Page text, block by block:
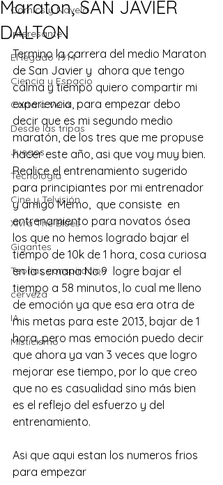
Comics y Novela
Interesante
El legado 1914
Ciencia y Espacio
Carta a Vera
Desde las tripas
Juegos
Tecnología
Cine y Telvisión
Xivra The Blues
Gigantes
Teorias conspiracion
cerveza
IA
Misticismo
Maraton, SAN JAVIER
DALTON
Termino la carrera del medio Maraton
de San Javier y  ahora que tengo
calma y tiempo quiero compartir mi
experiencia, para empezar debo
decir que es mi segundo medio
maratón, de los tres que me propuse
hacer este año, asi que voy muy bien.
Realice el entrenamiento sugerido
para principiantes por mi entrenador
y amigo Memo,  que consiste  en
entrenamiento para novatos ósea
los que no hemos logrado bajar el
tiempo de 10k de 1 hora, cosa curiosa
en la semana No.9  logre bajar el
tiempo a 58 minutos, lo cual me lleno
de emoción ya que esa era otra de
mis metas para este 2013, bajar de 1
hora, pero mas emoción puedo decir
que ahora ya van 3 veces que logro
mejorar ese tiempo, por lo que creo
que no es casualidad sino más bien
es el reflejo del esfuerzo y del
entrenamiento.
Asi que aqui estan los numeros frios
para empezar